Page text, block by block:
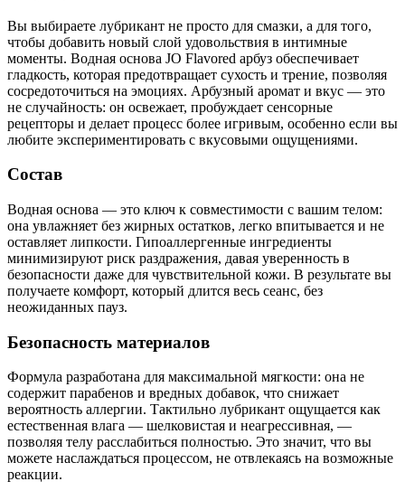
Вы выбираете лубрикант не просто для смазки, а для того,
чтобы добавить новый слой удовольствия в интимные
моменты. Водная основа JO Flavored арбуз обеспечивает
гладкость, которая предотвращает сухость и трение, позволяя
сосредоточиться на эмоциях. Арбузный аромат и вкус — это
не случайность: он освежает, пробуждает сенсорные
рецепторы и делает процесс более игривым, особенно если вы
любите экспериментировать с вкусовыми ощущениями.
Состав
Водная основа — это ключ к совместимости с вашим телом:
она увлажняет без жирных остатков, легко впитывается и не
оставляет липкости. Гипоаллергенные ингредиенты
минимизируют риск раздражения, давая уверенность в
безопасности даже для чувствительной кожи. В результате вы
получаете комфорт, который длится весь сеанс, без
неожиданных пауз.
Безопасность материалов
Формула разработана для максимальной мягкости: она не
содержит парабенов и вредных добавок, что снижает
вероятность аллергии. Тактильно лубрикант ощущается как
естественная влага — шелковистая и неагрессивная, —
позволяя телу расслабиться полностью. Это значит, что вы
можете наслаждаться процессом, не отвлекаясь на возможные
реакции.